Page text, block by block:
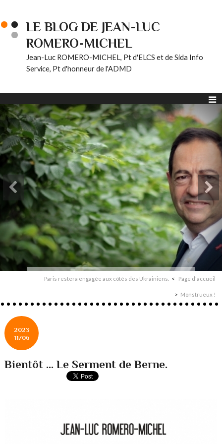
LE BLOG DE JEAN-LUC
ROMERO-MICHEL
Jean-Luc ROMERO-MICHEL, Pt d'ELCS et de Sida Info
Service, Pt d'honneur de l'ADMD
Paris restera engagée aux côtés des Ukrainiens. Page d'accueil
Monstrueux !
2023
11/06
Bientôt ... Le Serment de Berne.